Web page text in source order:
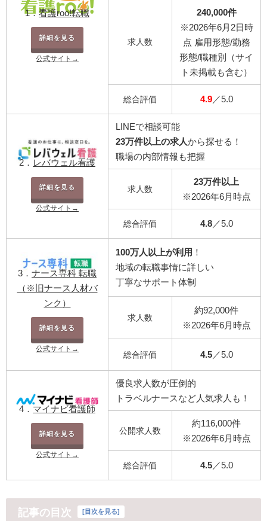
1． 看護roo!転職
詳細を見る
公式サイト→
求人数
240,000件
※2026年6月2日時
点 雇用形態/勤務
形態/職種別（サイ
ト未掲載も含む）
総合評価 4.9／5.0
2． レバウェル看護
詳細を見る
公式サイト→
LINEで相談可能
23万件以上の求人から探せる！
職場の内部情報も把握
求人数
23万件以上
※2026年6月時点
総合評価 4.8／5.0
3． ナース専科 転職
（※旧ナース人材バ
ンク）
詳細を見る
公式サイト→
100万人以上が利用 ！
地域の転職事情に詳しい
丁寧なサポート体制
求人数
約92,000件
※2026年6月時点
総合評価 4.5／5.0
4． マイナビ看護師
詳細を見る
公式サイト→
優良求人数が圧倒的
トラベルナースなど人気求人も！
公開求人数
約116,000件
※2026年6月時点
総合評価 4.5／5.0
記事の目次 [目次を見る]